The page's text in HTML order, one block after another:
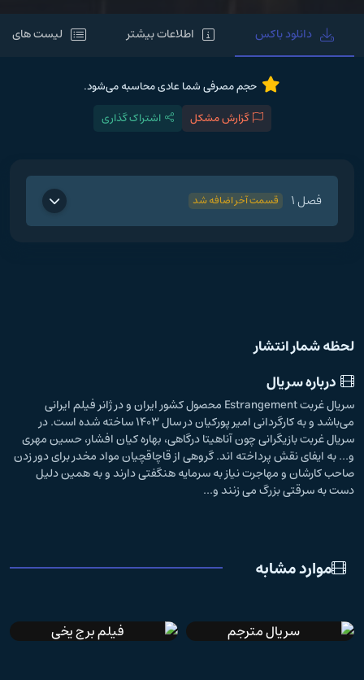
دانلود باکس اطلاعات بیشتر لیست های
حجم مصرفی شما عادی محاسبه می‌شود.
گزارش مشکل
اشتراک گذاری
فصل 1 قسمت آخر اضافه شد
لحظه شمار انتشار
درباره سریال
سریال غربت Estrangement محصول کشور ایران و در ژانر فیلم ایرانی
می‌باشد و به کارگردانی امیر پورکیان در سال 1403 ساخته شده است. در
سریال غربت بازیگرانی چون آناهیتا درگاهی، بهاره کیان افشار، حسین مهری
و... به ایفای نقش پرداخته اند. گروهی از قاچاقچیان مواد مخدر برای دور زدن
صاحب کارشان و مهاجرت نیاز به سرمایه هنگفتی دارند و به همین دلیل
دست به سرقتی بزرگ می زنند و...
موارد مشابه